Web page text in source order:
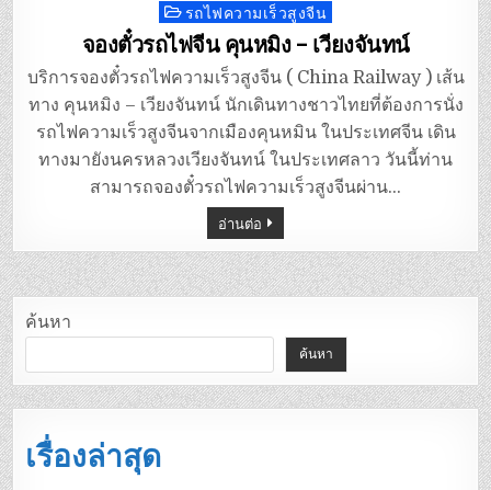
Posted
in
รถไฟความเร็วสูงจีน
จองตั๋วรถไฟจีน คุนหมิง – เวียงจันทน์
บริการจองตั๋วรถไฟความเร็วสูงจีน ( China Railway ) เส้น
ทาง คุนหมิง – เวียงจันทน์ นักเดินทางชาวไทยที่ต้องการนั่ง
รถไฟความเร็วสูงจีนจากเมืองคุนหมิน ในประเทศจีน เดิน
ทางมายังนครหลวงเวียงจันทน์ ในประเทศลาว วันนี้ท่าน
สามารถจองตั๋วรถไฟความเร็วสูงจีนผ่าน…
อ่านต่อ
ค้นหา
ค้นหา
เรื่องล่าสุด